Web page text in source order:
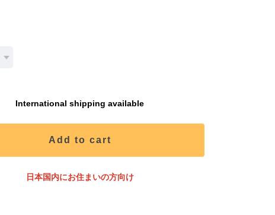
International shipping available
Add to cart
日本国内にお住まいの方向け